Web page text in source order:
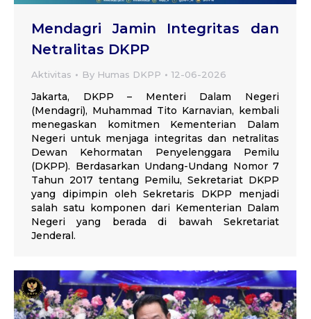
Mendagri Jamin Integritas dan
Netralitas DKPP
Aktivitas By Humas DKPP 12-06-2026
Jakarta, DKPP – Menteri Dalam Negeri
(Mendagri), Muhammad Tito Karnavian, kembali
menegaskan komitmen Kementerian Dalam
Negeri untuk menjaga integritas dan netralitas
Dewan Kehormatan Penyelenggara Pemilu
(DKPP). Berdasarkan Undang-Undang Nomor 7
Tahun 2017 tentang Pemilu, Sekretariat DKPP
yang dipimpin oleh Sekretaris DKPP menjadi
salah satu komponen dari Kementerian Dalam
Negeri yang berada di bawah Sekretariat
Jenderal.